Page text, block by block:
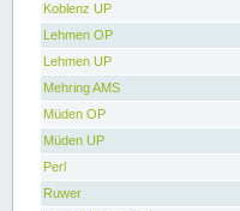
Koblenz UP
Lehmen OP
Lehmen UP
Mehring AMS
Müden OP
Müden UP
Perl
Ruwer